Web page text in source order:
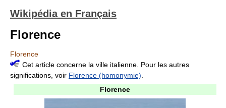
Wikipédia en Français
Florence
Florence
Cet article concerne la ville italienne. Pour les autres
significations, voir Florence (homonymie)
Florence